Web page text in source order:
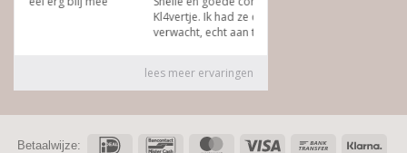
Betaalwijze: IDeal Bancontact MasterCard Visa
Bank